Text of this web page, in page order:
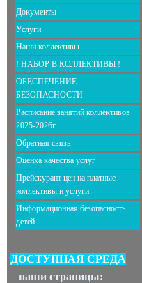
Документы
Услуги
Наши коллективы
! НАБОР В КОЛЛЕКТИВЫ !
ОБЕСПЕЧЕНИЕ
БЕЗОПАСНОСТИ
Расписание занятий коллективов
2025-2026г
Обратная связь
Оценка качества услуг
Прейскурант цен на платные
коллективы и услуги
Информационная безопасность
детей
ДОСТУПНАЯ СРЕДА
наши страницы: